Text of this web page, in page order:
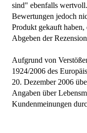
sind" ebenfalls
Bewertungen jedoch
Produkt gekauft
Abgeben der
Aufgrund von
1924/2006 des
20. Dezember 2006
Angaben über
Kundenmeinungen